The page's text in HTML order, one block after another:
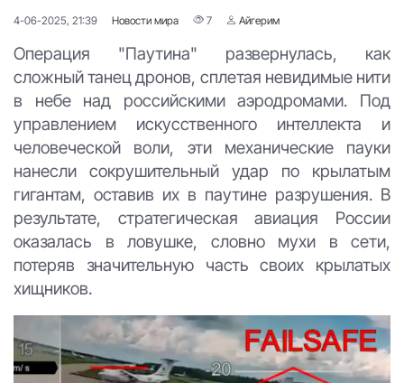
4-06-2025, 21:39 Новости мира 7 Айгерим
Операция "Паутина" развернулась, как
сложный танец дронов, сплетая невидимые нити
в небе над российскими аэродромами. Под
управлением искусственного интеллекта и
человеческой воли, эти механические пауки
нанесли сокрушительный удар по крылатым
гигантам, оставив их в паутине разрушения. В
результате, стратегическая авиация России
оказалась в ловушке, словно мухи в сети,
потеряв значительную часть своих крылатых
хищников.